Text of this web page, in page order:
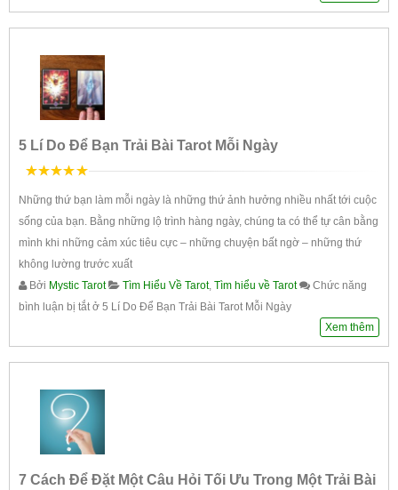
5 Lí Do Để Bạn Trải Bài Tarot Mỗi Ngày
Những thứ bạn làm mỗi ngày là những thứ ảnh hưởng nhiều nhất tới cuộc
sống của bạn. Bằng những lộ trình hàng ngày, chúng ta có thể tự cân bằng
mình khi những cảm xúc tiêu cực – những chuyện bất ngờ – những thứ
không lường trước xuất
Bởi Mystic Tarot Tìm Hiểu Về Tarot, Tìm hiểu về Tarot
Chức năng
bình luận bị tắtở 5 Lí Do Để Bạn Trải Bài Tarot Mỗi Ngày
Xem thêm
7 Cách Để Đặt Một Câu Hỏi Tối Ưu Trong Một Trải Bài